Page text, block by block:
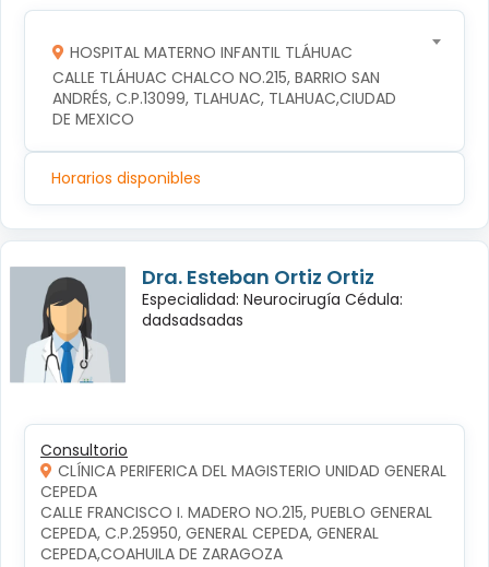
HOSPITAL MATERNO INFANTIL TLÁHUAC
CALLE TLÁHUAC CHALCO NO.215, BARRIO SAN
ANDRÉS, C.P.13099, TLAHUAC, TLAHUAC,CIUDAD
DE MEXICO
Horarios disponibles
Dra. Esteban Ortiz Ortiz
Especialidad: Neurocirugía Cédula:
dadsadsadas
Consultorio
CLÍNICA PERIFERICA DEL MAGISTERIO UNIDAD GENERAL
CEPEDA
CALLE FRANCISCO I. MADERO NO.215, PUEBLO GENERAL
CEPEDA, C.P.25950, GENERAL CEPEDA, GENERAL
CEPEDA,COAHUILA DE ZARAGOZA